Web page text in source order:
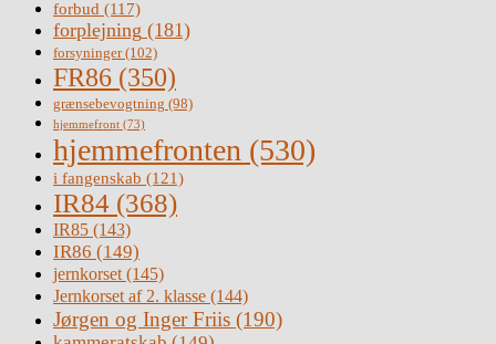
forbud (117)
forplejning (181)
forsyninger(102)
FR86 (350)
grænsebevogtning (98)
hjemmefront (73)
hjemmefronten (530)
i fangenskab (121)
IR84 (368)
IR85 (143)
IR86 (149)
jernkorset(145)
Jernkorset af 2. klasse (144)
Jørgen og Inger Friis (190)